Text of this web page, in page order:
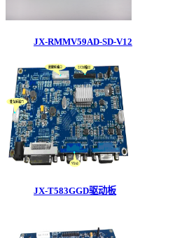
JX-RMMV59AD-SD-V12
JX-T583GGD驱动板